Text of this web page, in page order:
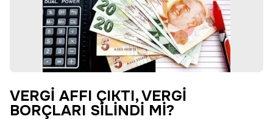
VERGİ AFFI ÇIKTI, VERGİ
BORÇLARI SİLİNDİ Mİ?